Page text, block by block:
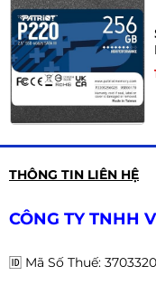
THÔNG TIN LIÊN HỆ
CÔNG TY TNHH
🆔 Mã Số Thuế: